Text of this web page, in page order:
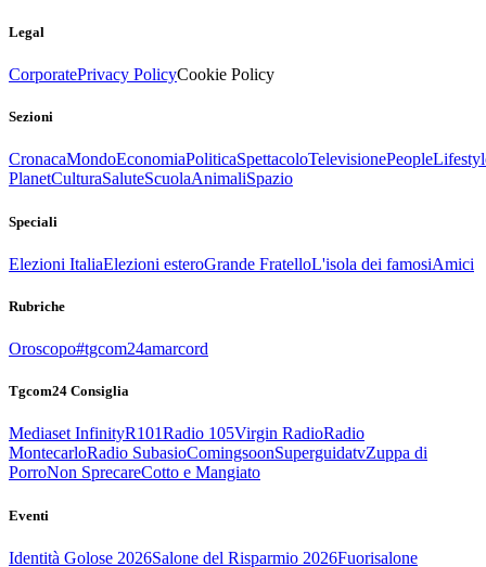
Legal
CorporatePrivacy PolicyCookie Policy
Sezioni
CronacaMondoEconomiaPoliticaSpettacoloTelevisionePeople
PlanetCulturaSaluteScuolaAnimaliSpazio
Speciali
Elezioni ItaliaElezioni esteroGrande FratelloL'isola dei famosiAmici
Rubriche
Oroscopo#tgcom24amarcord
Tgcom24 Consiglia
Mediaset InfinityR101Radio 105Virgin RadioRadio
MontecarloRadio SubasioComingsoonSuperguidatvZuppa di
PorroNon SprecareCotto e Mangiato
Eventi
Identità Golose 2026Salone del Risparmio 2026Fuorisalone